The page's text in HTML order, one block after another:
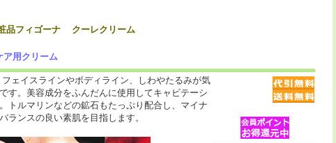
品フィゴーナ クーレクリーム
用クリーム
ェイスラインやボディライン、しわやたるみが気
す。美容成分をふんだんに使用してキャビテーシ
トルマリンなどの鉱石もたっぷり配合し、マイナ
ランスの良い素肌を目指します。